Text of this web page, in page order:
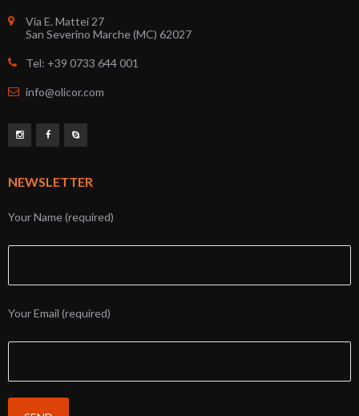
Via E. Mattei 27
San Severino Marche (MC) 62027
Tel: +39 0733 644 001
info@olicor.com
NEWSLETTER
Your Name (required)
Your Email (required)